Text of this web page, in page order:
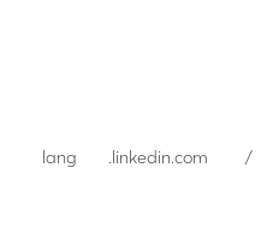
lang .linkedin.com /